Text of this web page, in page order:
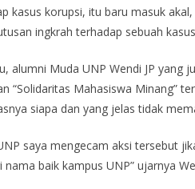
kasus korupsi, itu baru masuk
ingkrah terhadap sebuah
alumni Muda UNP Wendi JP
“Solidaritas Mahasiswa Minang”
siapa dan yang jelas tidak
saya mengecam aksi tersebut
baik kampus UNP” ujarnya